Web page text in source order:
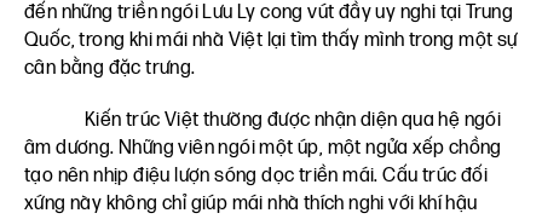
đến những triền ngói Lưu Ly cong vút đầy uy nghi tại Trung
Quốc, trong khi mái nhà Việt lại tìm thấy mình trong một sự
cân bằng đặc trưng.
Kiến trúc Việt thường được nhận diện qua hệ ngói
âm dương. Những viên ngói một úp, một ngửa xếp chồng
tạo nên nhịp điệu lượn sóng dọc triền mái. Cấu trúc đối
xứng này không chỉ giúp mái nhà thích nghi với khí hậu